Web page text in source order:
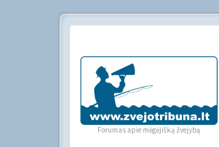
Forumas apie mėgėjišką žvejybą